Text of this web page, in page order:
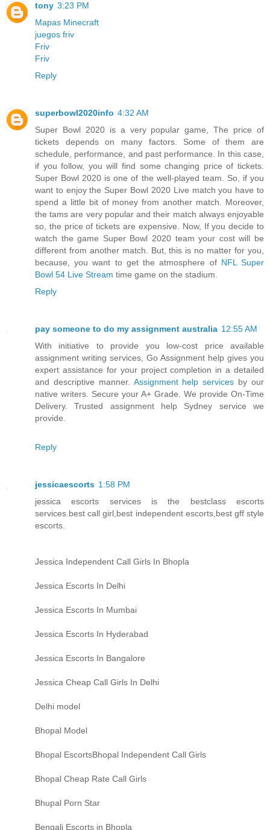
tony 3:23 PM
Mapas Minecraft
juegos friv
Friv
Friv
Reply
superbowl2020info 4:32 AM
Super Bowl 2020 is a very popular game, The price of
tickets depends on many factors. Some of them are
schedule, performance, and past performance. In this case,
if you follow, you will find some changing price of tickets.
Super Bowl 2020 is one of the well-played team. So, if you
want to enjoy the Super Bowl 2020 Live match you have to
spend a little bit of money from another match. Moreover,
the tams are very popular and their match always enjoyable
so, the price of tickets are expensive. Now, If you decide to
watch the game Super Bowl 2020 team your cost will be
different from another match. But, this is no matter for you,
because, you want to get the atmosphere of NFL Super
Bowl 54 Live Stream time game on the stadium.
Reply
pay someone to do my assignment australia 12:55 AM
With initiative to provide you low-cost price available
assignment writing services, Go Assignment help gives you
expert assistance for your project completion in a detailed
and descriptive manner. Assignment help services by our
native writers. Secure your A+ Grade. We provide On-Time
Delivery. Trusted assignment help Sydney service we
provide.
Reply
jessicaescorts 1:58 PM
jessica escorts services is the bestclass escorts
services.best call girl,best independent escorts,best gff style
escorts.
Jessica Independent Call Girls In Bhopla
Jessica Escorts In Delhi
Jessica Escorts In Mumbai
Jessica Escorts In Hyderabad
Jessica Escorts In Bangalore
Jessica Cheap Call Girls In Delhi
Delhi model
Bhopal Model
Bhopal EscortsBhopal Independent Call Girls
Bhopal Cheap Rate Call Girls
Bhupal Porn Star
Bengali Escorts in Bhopla